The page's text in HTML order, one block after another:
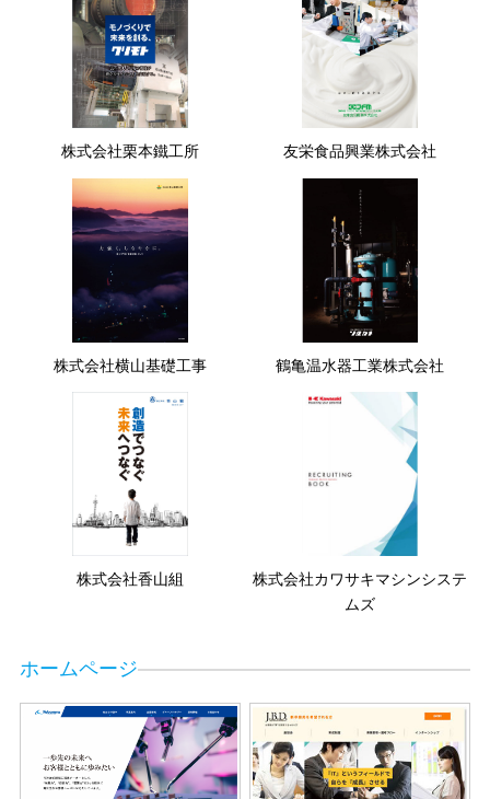
株式会社栗本鐵工所 友栄食品興業株式会社
株式会社横山基礎工事 鶴亀温水器工業株式会社
株式会社香山組
株式会社カワサキマシンシステ
ムズ
ホームページ